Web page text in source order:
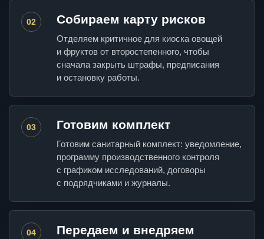
02 Собираем карту рисков
Отделяем критичное для киоска овощей
и фруктов от второстепенного, чтобы
сначала закрыть штрафы, предписания
и остановку работы.
03 Готовим комплект
Готовим санитарный комплект: уведомление,
программу производственного контроля
с графиком исследований, договоры
с подрядчиками и журналы.
04 Передаем и внедряем